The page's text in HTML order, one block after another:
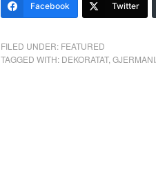
Facebook Twitter
FILED UNDER: FEATURED
TAGGED WITH: DEKORATAT,